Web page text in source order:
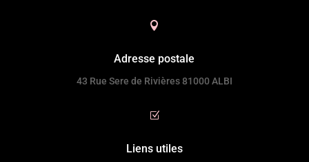

Adresse postale
43 Rue Sere de Rivières 81000 ALBI
Z
Liens utiles